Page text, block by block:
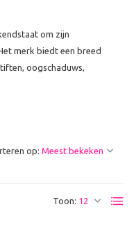
om zijn
merk biedt een breed
oogschaduws,
Toon:
op: